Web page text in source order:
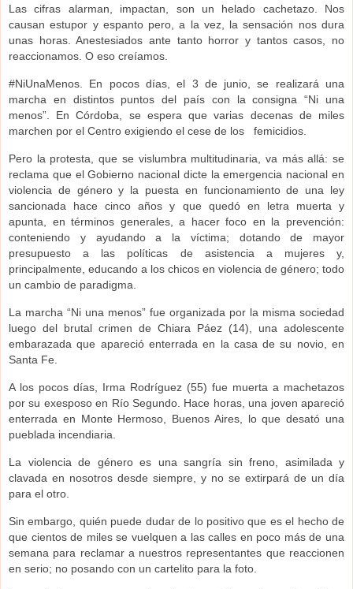
Las cifras alarman, impactan, son un helado cachetazo. Nos
causan estupor y espanto pero, a la vez, la sensación nos dura
unas horas. Anestesiados ante tanto horror y tantos casos, no
reaccionamos. O eso creíamos.
#NiUnaMenos. En pocos días, el 3 de junio, se realizará una
marcha en distintos puntos del país con la consigna “Ni una
menos”. En Córdoba, se espera que varias decenas de miles
marchen por el Centro exigiendo el cese de los
femicidios.
Pero la protesta, que se vislumbra multitudinaria, va más allá: se
reclama que el Gobierno nacional dicte la emergencia nacional en
violencia de género y la puesta en funcionamiento de una ley
sancionada hace cinco años y que quedó en letra muerta y
apunta, en términos generales, a hacer foco en la prevención:
conteniendo y ayudando a la víctima; dotando de mayor
presupuesto a las políticas de asistencia a mujeres y,
principalmente, educando a los chicos en violencia de género; todo
un cambio de paradigma.
La marcha “Ni una menos” fue organizada por la misma sociedad
luego del brutal crimen de Chiara Páez (14), una adolescente
embarazada que apareció enterrada en la casa de su novio, en
Santa Fe.
A los pocos días, Irma Rodríguez (55) fue muerta a machetazos
por su exesposo en Río Segundo. Hace horas, una joven apareció
enterrada en Monte Hermoso, Buenos Aires, lo que desató una
pueblada incendiaria.
La violencia de género es una sangría sin freno, asimilada y
clavada en nosotros desde siempre, y no se extirpará de un día
para el otro.
Sin embargo, quién puede dudar de lo positivo que es el hecho de
que cientos de miles se vuelquen a las calles en poco más de una
semana para reclamar a nuestros representantes que reaccionen
en serio; no posando con un cartelito para la foto.